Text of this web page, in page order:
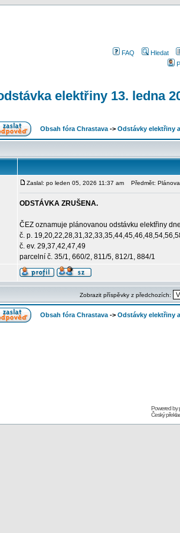
FAQ
Hledat
elektřiny 13. ledna
Obsah fóra Chrastava -> Odstávky elektřiny
Zaslal: po leden 05, 2026 11:37 am Předmět:
ODSTÁVKA ZRUŠENA.
ČEZ oznamuje plánovanou odstávku elektřiny
č. p.
č. ev. 29,37,42,47,49
parcelní č. 35/1, 660/2, 811/5, 812/1, 884/1
Zobrazit příspěvky z předchozích:
Obsah fóra Chrastava -> Odstávky elektřiny
Powered by
Český